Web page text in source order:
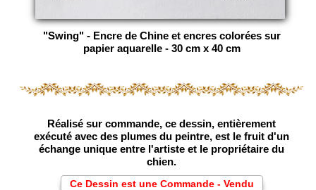
"Swing" - Encre de Chine et encres colorées sur
papier aquarelle - 30 cm x 40 cm
Réalisé sur commande, ce dessin, entièrement
exécuté avec des plumes du peintre, est le fruit d'un
échange unique entre l'artiste et le propriétaire du
chien.
Ce Dessin est une Commande - Vendu